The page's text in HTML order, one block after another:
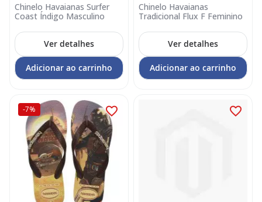
Chinelo Havaianas Surfer
Coast Índigo Masculino
Ver detalhes
Adicionar ao carrinho
Chinelo Havaianas
Tradicional Flux F Feminino
Ver detalhes
Adicionar ao carrinho
-7%